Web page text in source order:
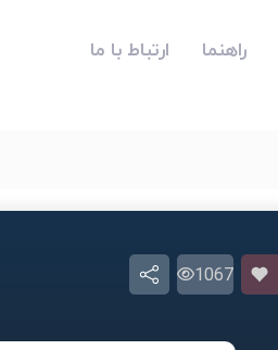
راهنما ارتباط با ما
1067